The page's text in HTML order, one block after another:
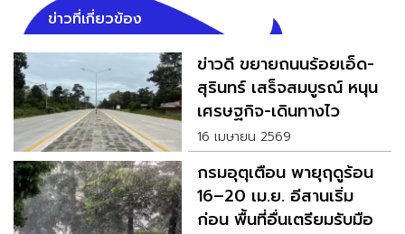
ข่าวที่เกี่ยวข้อง
ข่าวดี ขยายถนนร้อยเอ็ด-
สุรินทร์ เสร็จสมบูรณ์ หนุน
เศรษฐกิจ-เดินทางไว
16 เมษายน 2569
กรมอุตุเตือน พายุฤดูร้อน
16–20 เม.ย. อีสานเริ่ม
ก่อน พื้นที่อื่นเตรียมรับมือ